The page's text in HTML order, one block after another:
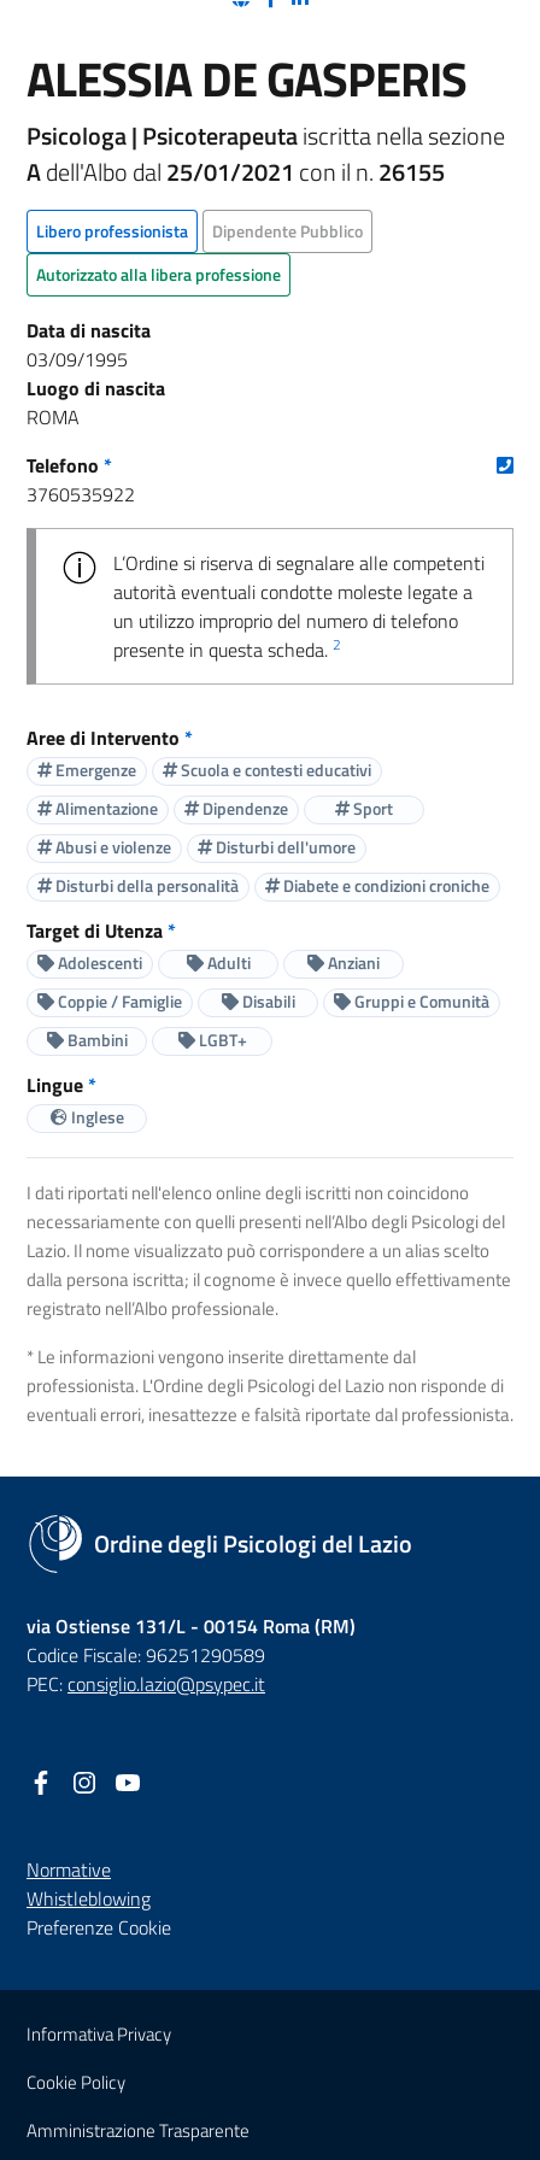
ALESSIA DE GASPERIS
Psicologa | Psicoterapeutaiscritta nella sezione
Adell'Albo dal25/01/2021 con il n.26155
Libero professionista
Dipendente Pubblico
Autorizzato alla libera professione
Data di nascita
03/09/1995
Luogo di nascita
ROMA
Telefono *
3760535922
L’Ordine si riserva di segnalare alle competenti
autorità eventuali condotte moleste legate a
un utilizzo improprio del numero di telefono
presente in questa scheda. 2
Aree di Intervento *
Emergenze
Scuola e contesti educativi
Alimentazione
Dipendenze
Sport
Abusi e violenze
Disturbi dell'umore
Disturbi della personalità
Diabete e condizioni croniche
Target di Utenza*
Adolescenti Adulti
Anziani
Coppie / Famiglie
Disabili
Gruppi e Comunità
Bambini
LGBT+
Lingue*
Inglese
I dati riportati nell'elenco online degli iscritti non coincidono
necessariamente con quelli presenti nell’Albo degli Psicologi del
Lazio. Il nome visualizzato può corrispondere a un alias scelto
dalla persona iscritta; il cognome è invece quello effettivamente
registrato nell’Albo professionale.
* Le informazioni vengono inserite direttamente dal
professionista. L'Ordine degli Psicologi del Lazio non risponde di
eventuali errori, inesattezze e falsità riportate dal professionista.
Ordine degli Psicologi del Lazio
via Ostiense 131/L - 00154 Roma (RM)
Codice Fiscale: 96251290589
PEC:consiglio.lazio@psypec.it
Facebook
(nuova scheda - new tab)
Instagram
(nuova scheda - new tab)
Normative
Whistleblowing(nuova scheda - new tab)
Preferenze Cookie
Sezione Link Utili
Informativa Privacy
Cookie Policy
Amministrazione Trasparente